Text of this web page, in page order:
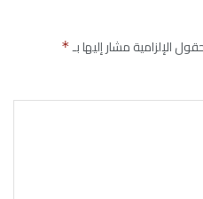
الإلزامية مشار إليها بـ*